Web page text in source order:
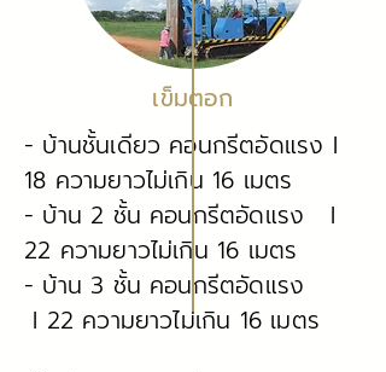
เข็มตอก
- บ้านชั้นเดียว คอนกรีตอัดแรง I
18 ความยาวไม่เกิน 16 เมตร
- บ้าน 2 ชั้น คอนกรีตอัดแรง I
22 ความยาวไม่เกิน 16 เมตร
- บ้าน 3 ชั้น คอนกรีตอัดแรง
I 22 ความยาวไม่เกิน 16 เมตร